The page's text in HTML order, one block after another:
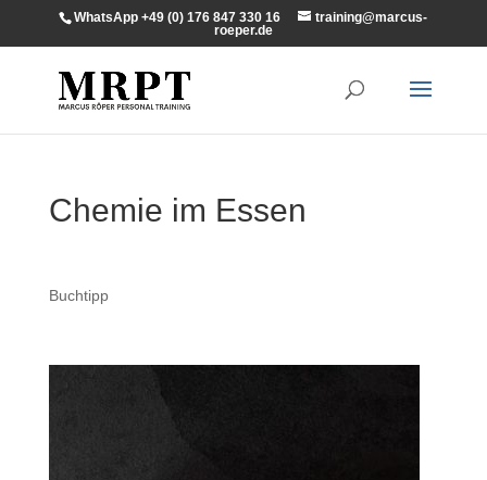
WhatsApp +49 (0) 176 847 330 16
training@marcus-
roeper.de
Chemie im Essen
Buchtipp